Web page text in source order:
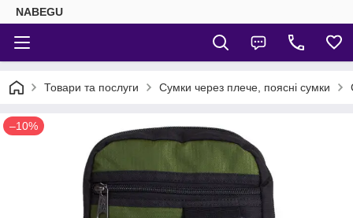
NABEGU
Товари та послуги Сумки через плече, поясні сумки
–10%